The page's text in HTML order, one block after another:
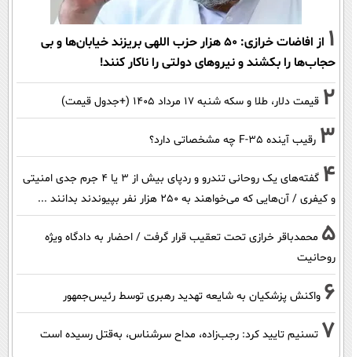
1
از افاضات خرازی: ۵۰ هزار حزب اللهی بریزند خیابان‌ها و بی
حجاب‌ها را بکشند و نیرو‌های دولتی را ناکار کنند!
2 قیمت دلار، طلا و سکه شنبه ۱۷ مرداد ۱۴۰۵ (+جدول قیمت)
3 رقیب آینده F-35 چه مشخصاتی دارد؟
4
گفته‌های یک روحانی تندرو و ردپای بیش از ۳ یا ۴ جرم جدی امنیتی
و کیفری / آن‌هایی که می‌خواهند به ۲۵۰ هزار نفر بپیوندند بدانند ...
5 محمدباقر خرازی تحت تعقیب قرار گرفت / احضار به دادگاه ویژه
روحانیت
6 واکنش پزشکیان به شایعه تهدید رهبری توسط رئیس‌جمهور
7 تسنیم تایید کرد: رجب‌زاده، مداح سرشناس، به‌قتل رسیده است